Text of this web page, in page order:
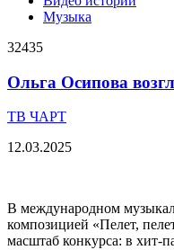
Музыка
32435
Ольга Осипова
ТВ ЧАРТ
12.03.2025
В международном
композицией «Пелет,
масштаб конкурса: в хит-